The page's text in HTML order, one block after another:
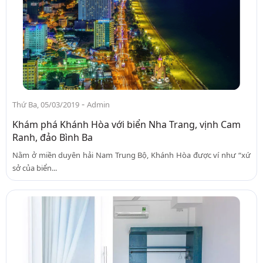
Thứ Ba, 05/03/2019 - Admin
Khám phá Khánh Hòa với biển Nha Trang, vịnh Cam
Ranh, đảo Bình Ba
Nằm ở miền duyên hải Nam Trung Bộ, Khánh Hòa được ví như “xứ
sở của biển...